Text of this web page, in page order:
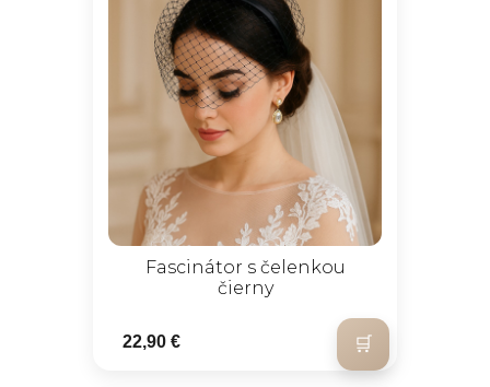
Fascinátor s čelenkou
čierny
22,90 €